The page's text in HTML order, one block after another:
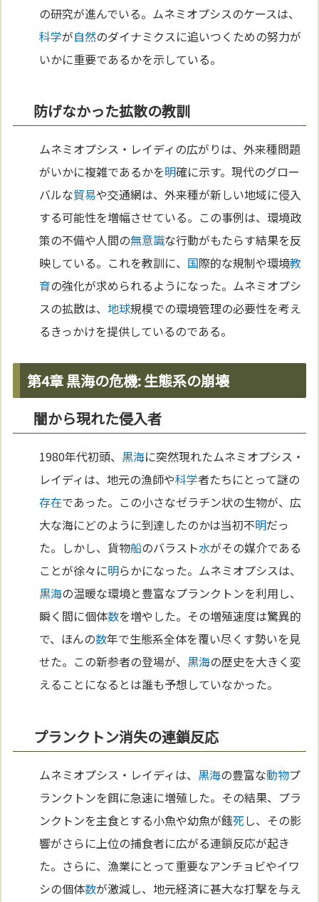
の研究が進んでいる。ムネミオプシスのケースは、
科学が自然のダイナミクスに追いつくための努力が
いかに重要であるかを示している。
防げなかった拡散の教訓
ムネミオプシス・レイディの広がりは、外来種問題
がいかに複雑であるかを明確に示す。現代のグロー
バルな貿易や交通網は、外来種が新しい地域に侵入
する可能性を増幅させている。この事例は、環境政
策の不備や人間の無意識な行動がもたらす結果を反
映している。これを教訓に、 国際的な規制や環境教
育の強化が求められるようになった。ムネミオプシ
スの拡散は、地球規模での環境管理の必要性を考え
るきっかけを提供しているのである。
第4章 黒海の危機: 生態系の崩壊
闇から現れた侵入者
1980年代初頭、 黒海に突然現れたムネミオプシス・
レイディは、地元の漁師や科学者たちにとって謎の
存在であった。この小さなゼラチン状の生物が、広
大な海にどのように到達したのかは当初不明だっ
た。しかし、貨物船のバラスト水がその媒介である
ことが徐々に明らかになった。ムネミオプシスは、
黒海の温暖な環境と豊富なプランクトンを利用し、
瞬く間に個体数を増やした。その増殖速度は驚異的
で、ほんの数年で生態系全体を覆い尽くす勢いを見
せた。この新参者の登場が、 黒海の歴史を大きく変
えることになるとは誰も予想していなかった。
プランクトン消失の連鎖反応
ムネミオプシス・レイディは、 黒海の豊富な動物プ
ランクトンを餌に急速に増殖した。その結果、プラ
ンクトンを主食とする小魚や幼魚が餓死し、その影
響がさらに上位の捕食者に広がる連鎖反応が起き
た。さらに、漁業にとって重要なアンチョビやイワ
シの個体数が激減し、地元経済に甚大な打撃を与え